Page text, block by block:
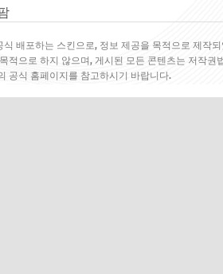
배포하는 스킨으로, 정보 제공을 목적으로 제작
적으로 하지 않으며, 게시된 모든 콘텐츠는 저작
공식 홈페이지를 참고하시기 바랍니다.